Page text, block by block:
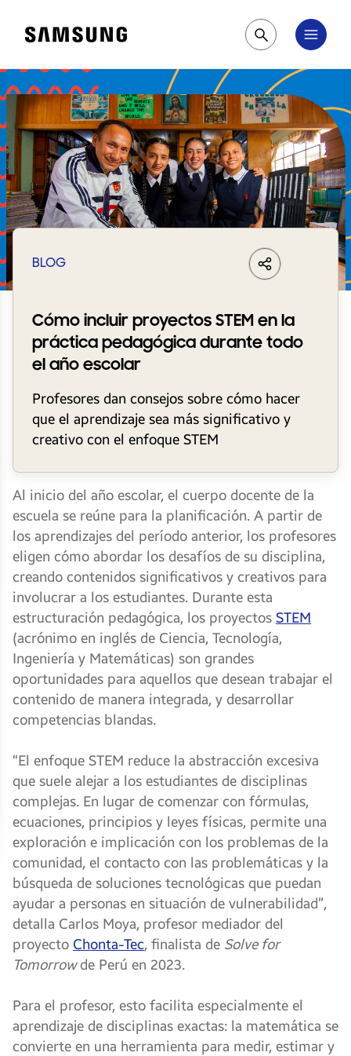
Samsung Pesquisar
BLOG LinkedIn
Share
Cómo incluir proyectos STEM en la
práctica pedagógica durante todo
el año escolar
Profesores dan consejos sobre cómo hacer
que el aprendizaje sea más significativo y
creativo con el enfoque STEM
Al inicio del año escolar, el cuerpo docente de la
escuela se reúne para la planificación. A partir de
los aprendizajes del período anterior, los profesores
eligen cómo abordar los desafíos de su disciplina,
creando contenidos significativos y creativos para
involucrar a los estudiantes. Durante esta
estructuración pedagógica, los proyectos STEM
(acrónimo en inglés de Ciencia, Tecnología,
Ingeniería y Matemáticas) son grandes
oportunidades para aquellos que desean trabajar el
contenido de manera integrada, y desarrollar
competencias blandas.
“El enfoque STEM reduce la abstracción excesiva
que suele alejar a los estudiantes de disciplinas
complejas. En lugar de comenzar con fórmulas,
ecuaciones, principios y leyes físicas, permite una
exploración e implicación con los problemas de la
comunidad, el contacto con las problemáticas y la
búsqueda de soluciones tecnológicas que puedan
ayudar a personas en situación de vulnerabilidad”,
detalla Carlos Moya, profesor mediador del
proyecto Chonta-Tec, finalista de Solve for
Tomorrowde Perú en 2023.
Para el profesor, esto facilita especialmente el
aprendizaje de disciplinas exactas: la matemática se
convierte en una herramienta para medir, estimar y